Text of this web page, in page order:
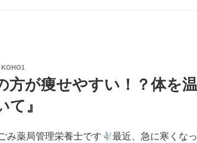
KOHO1
方が痩せやすい！？体を
て』
み薬局管理栄養士です
最近、急に寒くな